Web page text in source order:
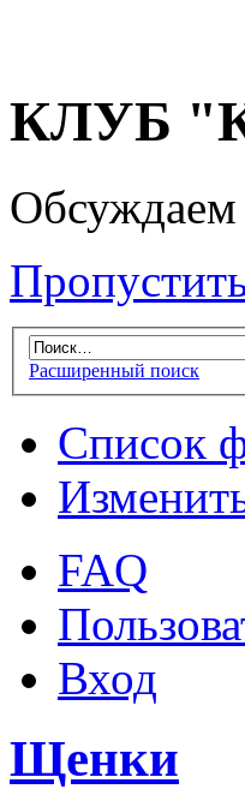
КЛУБ
Обсуждаем
Расширенный поиск
Список
FAQ
Вход
Щенки